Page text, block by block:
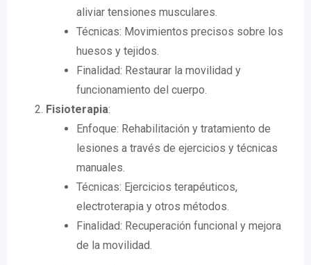
aliviar tensiones musculares.
Técnicas: Movimientos precisos sobre los
huesos y tejidos.
Finalidad: Restaurar la movilidad y
funcionamiento del cuerpo.
Fisioterapia:
Enfoque: Rehabilitación y tratamiento de
lesiones a través de ejercicios y técnicas
manuales.
Técnicas: Ejercicios terapéuticos,
electroterapia y otros métodos.
Finalidad: Recuperación funcional y mejora
de la movilidad.